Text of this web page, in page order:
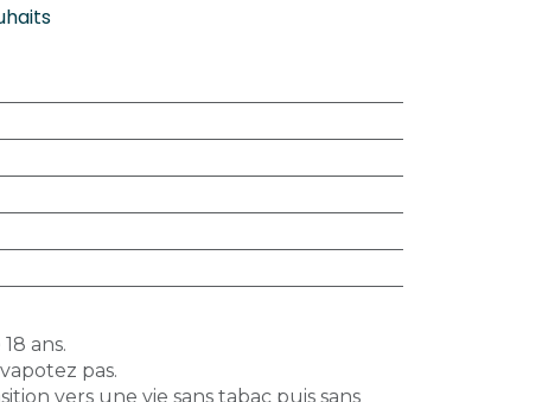
ans.
pas.
vers une vie sans tabac puis sans